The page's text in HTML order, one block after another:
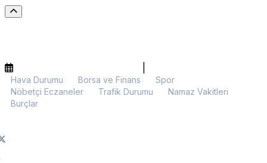
Hava Durumu Borsa ve Finans
Spor
Nöbetçi Eczaneler
Trafik Durumu
Namaz Vakitleri
Burçlar